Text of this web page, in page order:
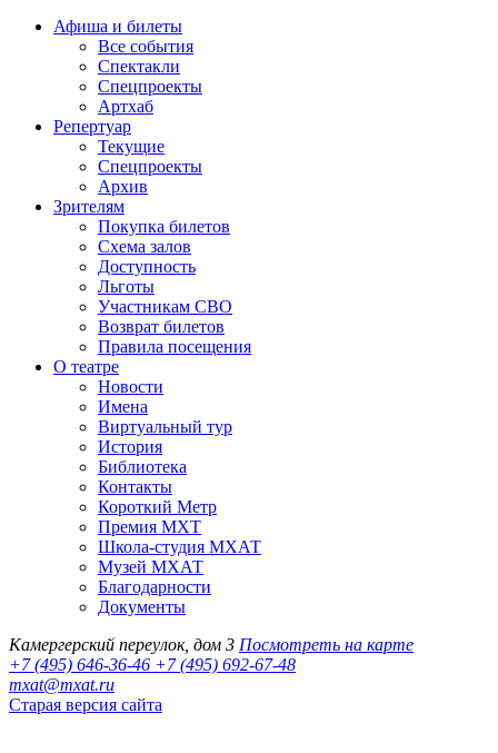
Афиша и билеты
Все события
Спектакли
Спецпроекты
Артхаб
Репертуар
Текущие
Спецпроекты
Архив
Зрителям
Покупка билетов
Схема залов
Доступность
Льготы
Участникам СВО
Возврат билетов
Правила посещения
О театре
Новости
Имена
Виртуальный тур
История
Библиотека
Контакты
Короткий Метр
Премия МХТ
Школа-студия МХАТ
Музей МХАТ
Благодарности
Документы
Камергерский переулок, дом 3 Посмотреть на карте
+7 (495) 646-36-46 +7 (495) 692-67-48‬
mxat@mxat.ru
Старая версия сайта